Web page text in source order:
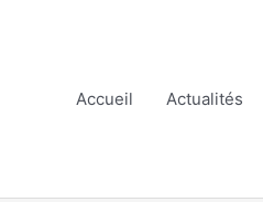
Accueil
Actualités